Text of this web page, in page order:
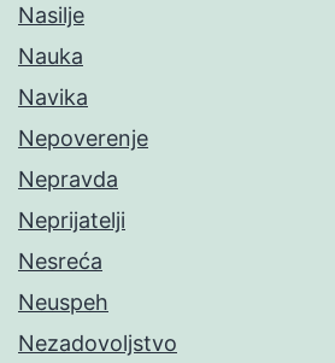
Nasilje
Nauka
Navika
Nepoverenje
Nepravda
Neprijatelji
Nesreća
Neuspeh
Nezadovoljstvo